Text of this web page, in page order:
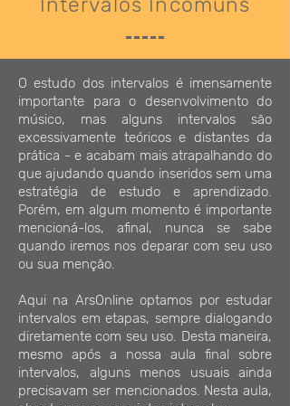
O estudo dos intervalos é imensamente
importante para o desenvolvimento do
músico, mas alguns intervalos são
excessivamente teóricos e distantes da
prática - e acabam mais atrapalhando do
que ajudando quando inseridos sem uma
estratégia de estudo e aprendizado.
Porém, em algum momento é importante
mencioná-los, afinal, nunca se sabe
quando iremos nos deparar com seu uso
ou sua menção.
Aqui na ArsOnline optamos por estudar
intervalos em etapas, sempre dialogando
diretamente com seu uso. Desta maneira,
mesmo após a nossa aula final sobre
intervalos, alguns menos usuais ainda
precisavam ser mencionados. Nesta aula,